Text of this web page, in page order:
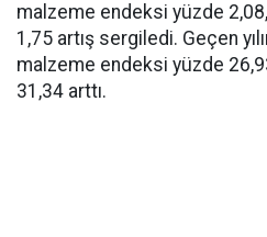
malzeme endeksi yüzde
1,75 artış sergiledi. Geçen
malzeme endeksi yüzde
31,34 arttı.